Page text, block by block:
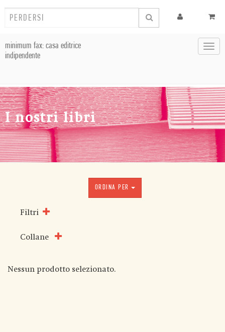
minimum fax: casa editrice
indipendente
I nostri libri
ORDINA PER
Filtri
Collane
Nessun prodotto selezionato.